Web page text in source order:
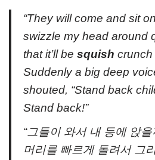
“They will come and sit
swizzle my head around
that it’ll be squish crunch
Suddenly a big deep
shouted, “Stand back
Stand back!”
“그들이 와서 내 등에 앉
머리를 빠르게 돌려서 그